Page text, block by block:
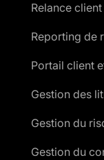
Relance client
Reporting de
Portail client
Gestion des
Gestion du
Gestion du